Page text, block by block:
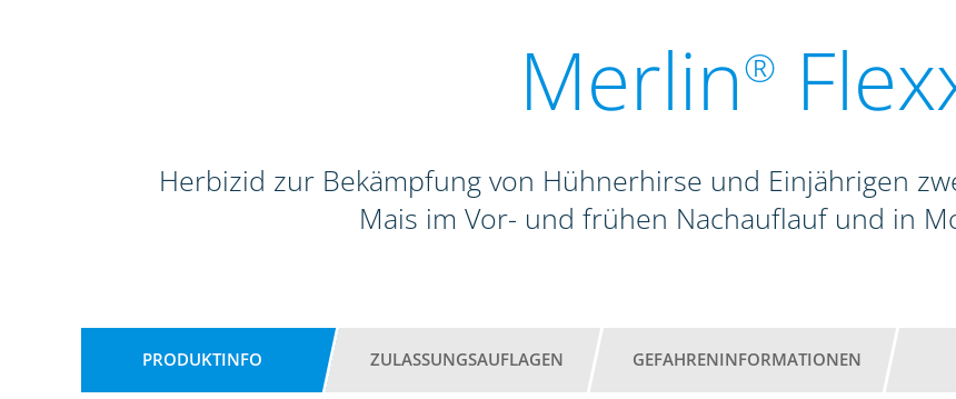
Merlin®
Herbizid zur Bekämpfung von Hühnerhirse und Einjährigen
Mais im Vor- und frühen Nachauflauf und in
PRODUKTINFO ZULASSUNGSAUFLAGEN GEFAHRENINFORMATIONEN